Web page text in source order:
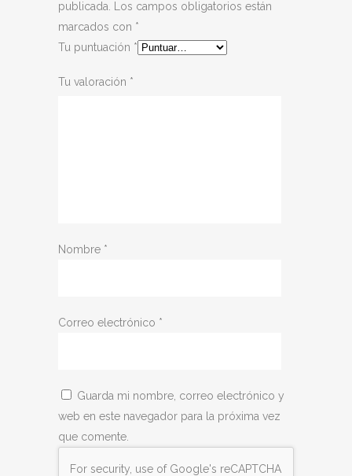
publicada.
Los campos obligatorios están
marcados con *
Tu puntuación *
Tu valoración *
Nombre *
Correo electrónico *
Guarda mi nombre, correo electrónico y
web en este navegador para la próxima vez
que comente.
For security, use of Google's reCAPTCHA